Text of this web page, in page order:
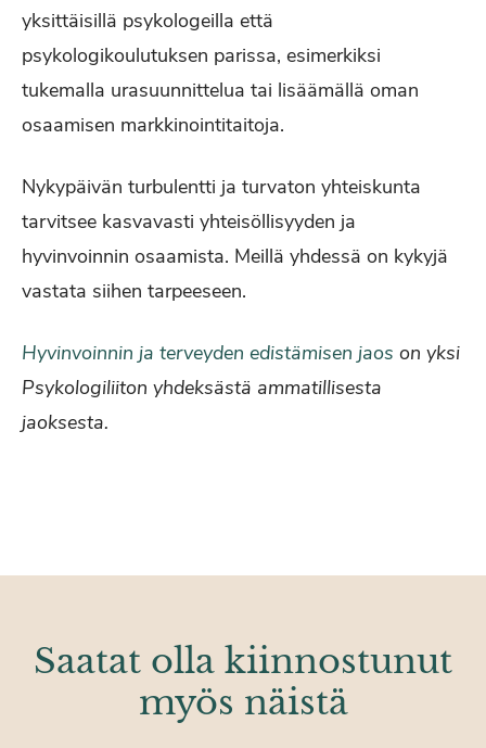
yksittäisillä psykologeilla että
psykologikoulutuksen parissa, esimerkiksi
tukemalla urasuunnittelua tai lisäämällä oman
osaamisen markkinointitaitoja.
Nykypäivän turbulentti ja turvaton yhteiskunta
tarvitsee kasvavasti yhteisöllisyyden ja
hyvinvoinnin osaamista. Meillä yhdessä on kykyjä
vastata siihen tarpeeseen.
Hyvinvoinnin ja terveyden edistämisen jaos on yksi
Psykologiliiton yhdeksästä ammatillisesta
jaoksesta.
Saatat olla kiinnostunut
myös näistä